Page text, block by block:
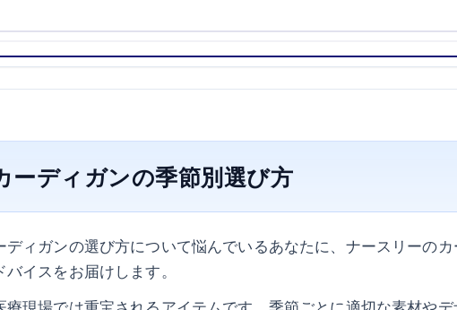
ーディガンの季節別選び方
ィガンの選び方について悩んでいるあなたに、ナースリーの
イスをお届けします。